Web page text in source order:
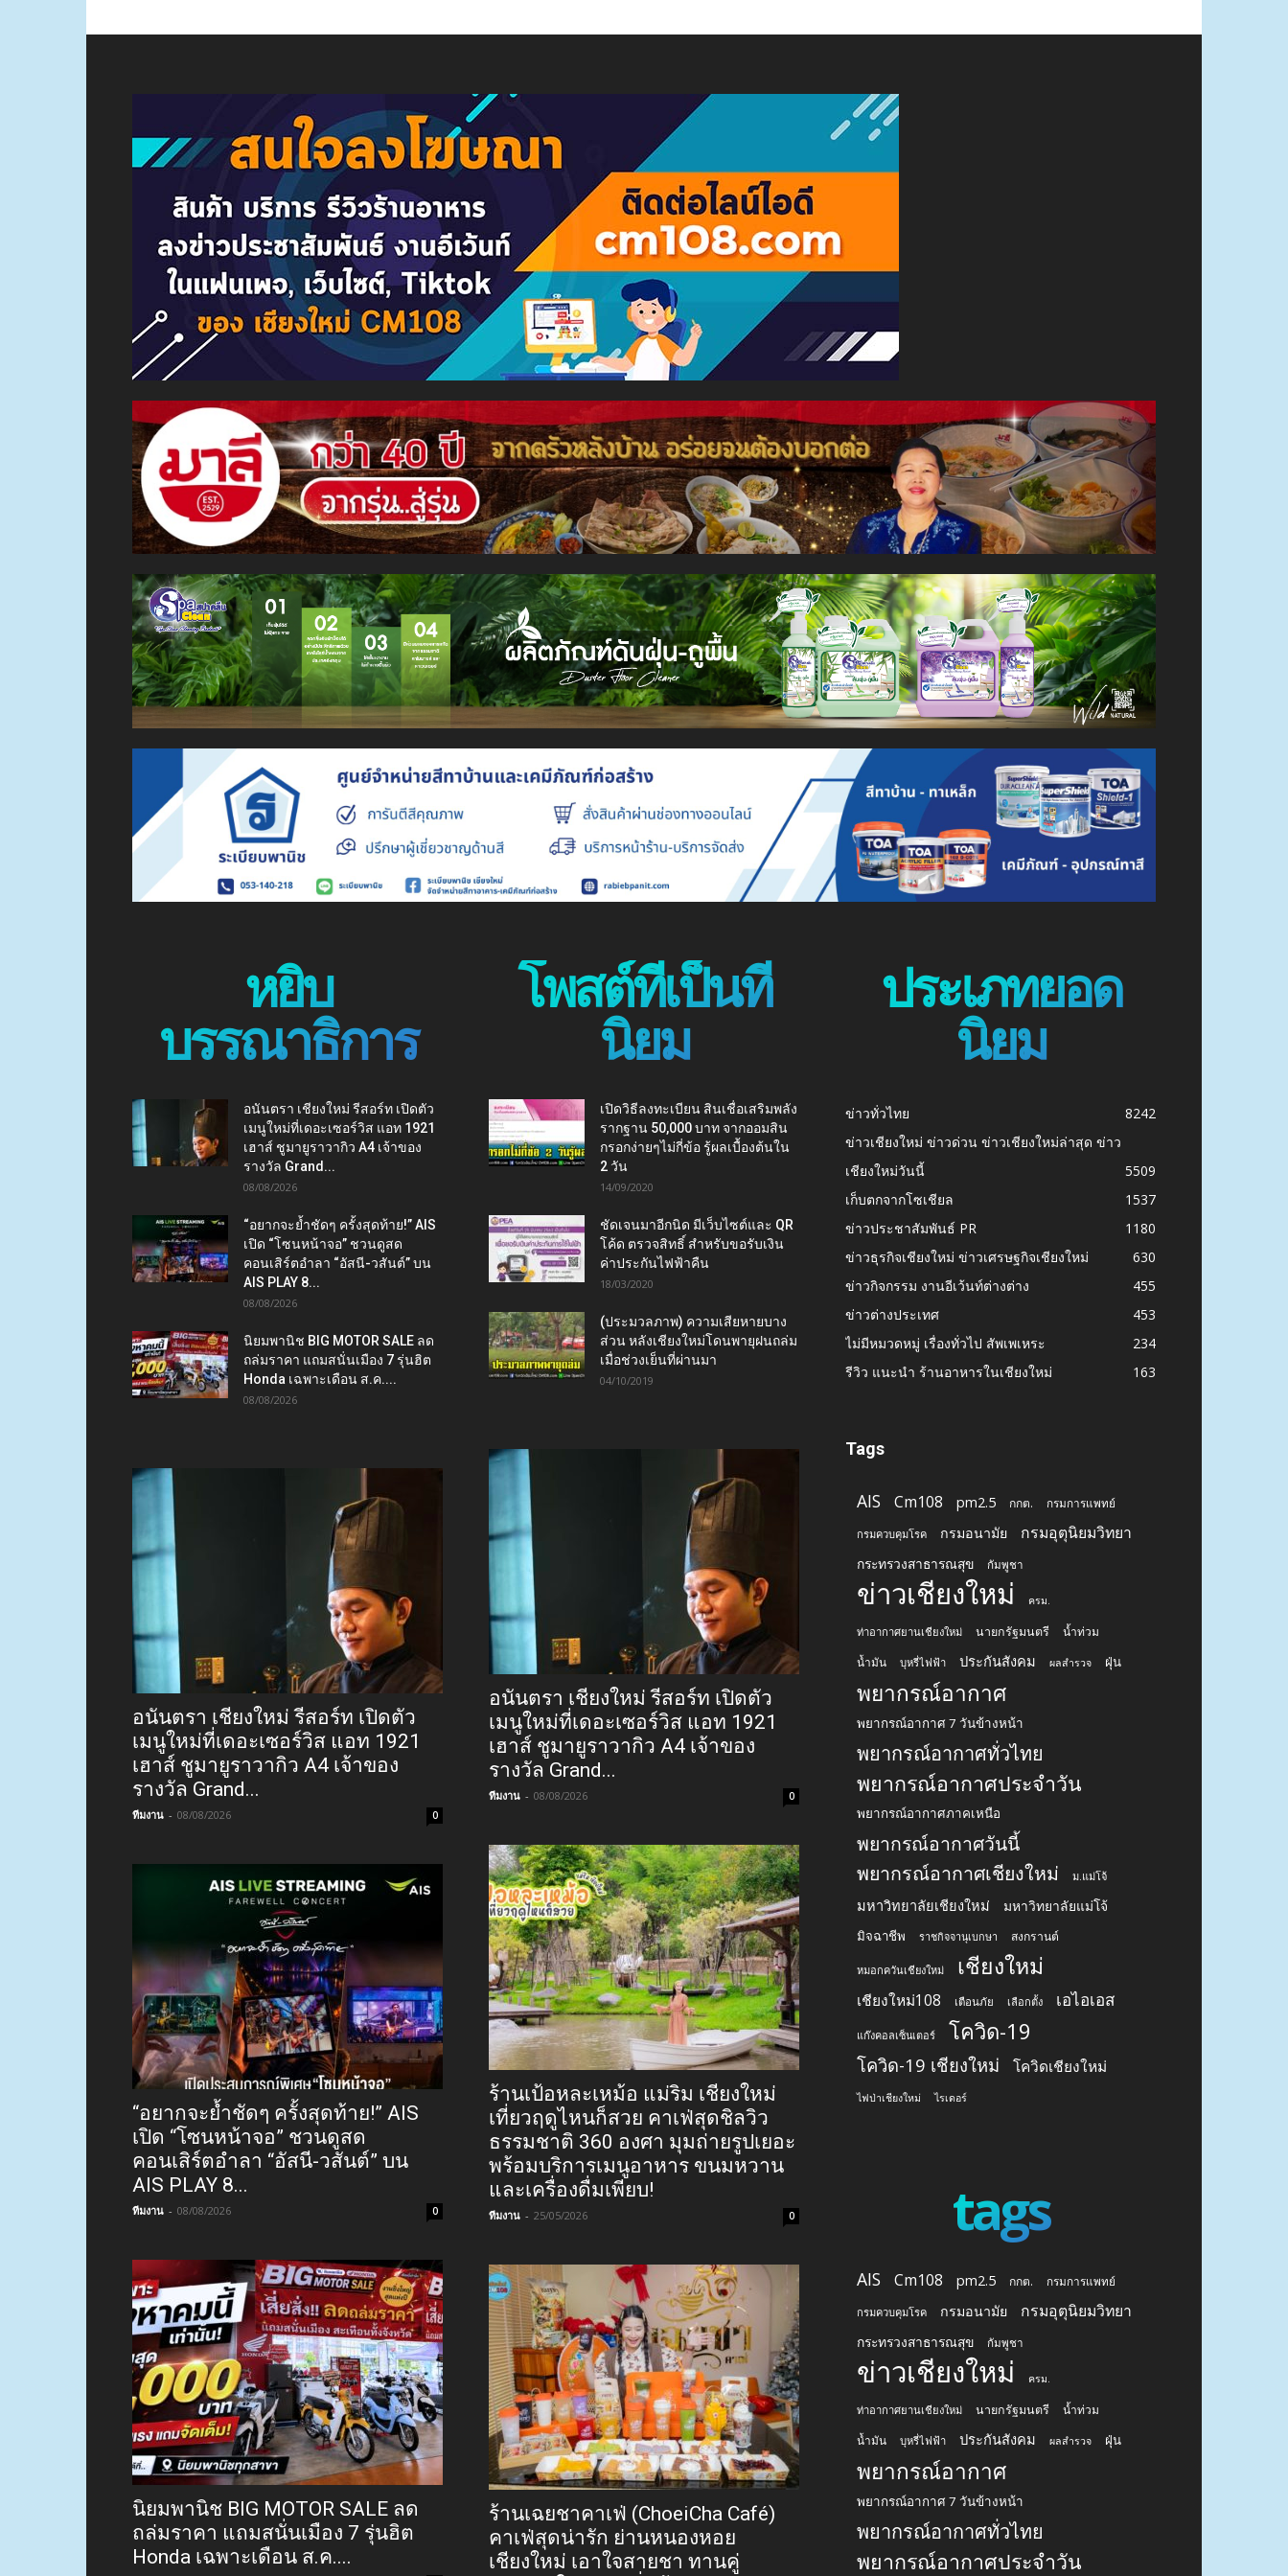
หยิบ
บรรณาธิการ
อนันตรา เชียงใหม่ รีสอร์ท เปิดตัว
เมนูใหม่ที่เดอะเซอร์วิส แอท 1921
เฮาส์ ชูมายูราวากิว A4 เจ้าของ
รางวัล Grand...
08/08/2026
“อยากจะย้ำชัดๆ ครั้งสุดท้าย!” AIS
เปิด “โซนหน้าจอ” ชวนดูสด
คอนเสิร์ตอำลา “อัสนี-วสันต์” บน
AIS PLAY 8...
08/08/2026
นิยมพานิช BIG MOTOR SALE ลด
ถล่มราคา แถมสนั่นเมือง 7 รุ่นฮิต
Honda เฉพาะเดือน ส.ค....
08/08/2026
อนันตรา เชียงใหม่ รีสอร์ท เปิดตัว
เมนูใหม่ที่เดอะเซอร์วิส แอท 1921
เฮาส์ ชูมายูราวากิว A4 เจ้าของ
รางวัล Grand...
ทีมงาน - 08/08/2026 0
“อยากจะย้ำชัดๆ ครั้งสุดท้าย!” AIS
เปิด “โซนหน้าจอ” ชวนดูสด
คอนเสิร์ตอำลา “อัสนี-วสันต์” บน
AIS PLAY 8...
ทีมงาน - 08/08/2026 0
นิยมพานิช BIG MOTOR SALE ลด
ถล่มราคา แถมสนั่นเมือง 7 รุ่นฮิต
Honda เฉพาะเดือน ส.ค....
โพสต์ที่เป็นที่
นิยม
เปิดวิธีลงทะเบียน สินเชื่อเสริมพลัง
รากฐาน 50,000 บาท จากออมสิน
กรอกง่ายๆไม่กี่ข้อ รู้ผลเบื้องต้นใน
2 วัน
14/09/2020
ชัดเจนมาอีกนิด มีเว็บไซต์และ QR
โค้ด ตรวจสิทธิ์ สำหรับขอรับเงิน
ค่าประกันไฟฟ้าคืน
18/03/2020
(ประมวลภาพ) ความเสียหายบาง
ส่วน หลังเชียงใหม่โดนพายุฝนถล่ม
เมื่อช่วงเย็นที่ผ่านมา
04/10/2019
อนันตรา เชียงใหม่ รีสอร์ท เปิดตัว
เมนูใหม่ที่เดอะเซอร์วิส แอท 1921
เฮาส์ ชูมายูราวากิว A4 เจ้าของ
รางวัล Grand...
ทีมงาน - 08/08/2026 0
ร้านเป้อหละเหม้อ แม่ริม เชียงใหม่
เที่ยวฤดูไหนก็สวย คาเฟ่สุดชิลวิว
ธรรมชาติ 360 องศา มุมถ่ายรูปเยอะ
พร้อมบริการเมนูอาหาร ขนมหวาน
และเครื่องดื่มเพียบ!
ทีมงาน - 25/05/2026 0
ร้านเฉยชาคาเฟ่ (ChoeiCha Café)
คาเฟ่สุดน่ารัก ย่านหนองหอย
เชียงใหม่ เอาใจสายชา ทานคู่
ประเภทยอด
นิยม
ข่าวทั่วไทย
8242
ข่าวเชียงใหม่ ข่าวด่วน ข่าวเชียงใหม่ล่าสุด ข่าว
เชียงใหม่วันนี้
5509
เก็บตกจากโซเชียล
1537
ข่าวประชาสัมพันธ์ PR
1180
ข่าวธุรกิจเชียงใหม่ ข่าวเศรษฐกิจเชียงใหม่
630
ข่าวกิจกรรม งานอีเว้นท์ต่างต่าง
455
ข่าวต่างประเทศ
453
ไม่มีหมวดหมู่ เรื่องทั่วไป สัพเพเหระ
234
รีวิว แนะนำ ร้านอาหารในเชียงใหม่
163
Tags
AIS Cm108 pm2.5 กกต. กรมการแพทย์
กรมควบคุมโรค กรมอนามัย กรมอุตุนิยมวิทยา
กระทรวงสาธารณสุข กัมพูชา
ข่าวเชียงใหม่ ครม.
ท่าอากาศยานเชียงใหม่ นายกรัฐมนตรี น้ำท่วม
น้ำมัน บุหรี่ไฟฟ้า ประกันสังคม ผลสำรวจ ฝุ่น
พยากรณ์อากาศ
พยากรณ์อากาศ 7 วันข้างหน้า
พยากรณ์อากาศทั่วไทย
พยากรณ์อากาศประจำวัน
พยากรณ์อากาศภาคเหนือ
พยากรณ์อากาศวันนี้
พยากรณ์อากาศเชียงใหม่
ม.แม่โจ้
มหาวิทยาลัยเชียงใหม่ มหาวิทยาลัยแม่โจ้
มิจฉาชีพ ราชกิจจานุเบกษา สงกรานต์
หมอกควันเชียงใหม่ เชียงใหม่
เชียงใหม่108 เตือนภัย เลือกตั้ง เอไอเอส
แก๊งคอลเซ็นเตอร์ โควิด-19
โควิด-19 เชียงใหม่ โควิดเชียงใหม่
ไฟป่าเชียงใหม่ ไรเดอร์
tags
AIS Cm108 pm2.5 กกต. กรมการแพทย์
กรมควบคุมโรค กรมอนามัย กรมอุตุนิยมวิทยา
กระทรวงสาธารณสุข กัมพูชา
ข่าวเชียงใหม่ ครม.
ท่าอากาศยานเชียงใหม่ นายกรัฐมนตรี น้ำท่วม
น้ำมัน บุหรี่ไฟฟ้า ประกันสังคม ผลสำรวจ ฝุ่น
พยากรณ์อากาศ
พยากรณ์อากาศ 7 วันข้างหน้า
พยากรณ์อากาศทั่วไทย
พยากรณ์อากาศประจำวัน